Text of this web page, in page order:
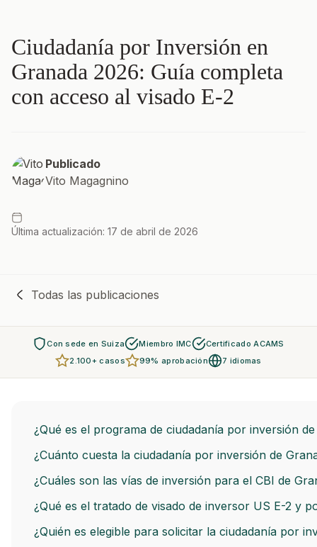
Ciudadanía por Inversión en
Granada 2026: Guía completa
con acceso al visado E-2
Publicado
Vito Magagnino
Última actualización: 17 de abril de 2026
Todas las publicaciones
Con sede en Suiza Miembro IMC
Certificado ACAMS
2.100+ casos
99% aprobación 7 idiomas
¿Qué es el programa de ciudadanía por inversión
¿Cuánto cuesta la ciudadanía por inversión de
¿Cuáles son las vías de inversión para el CBI de
¿Qué es el tratado de visado de inversor US E-2 y
¿Quién es elegible para solicitar la ciudadanía por